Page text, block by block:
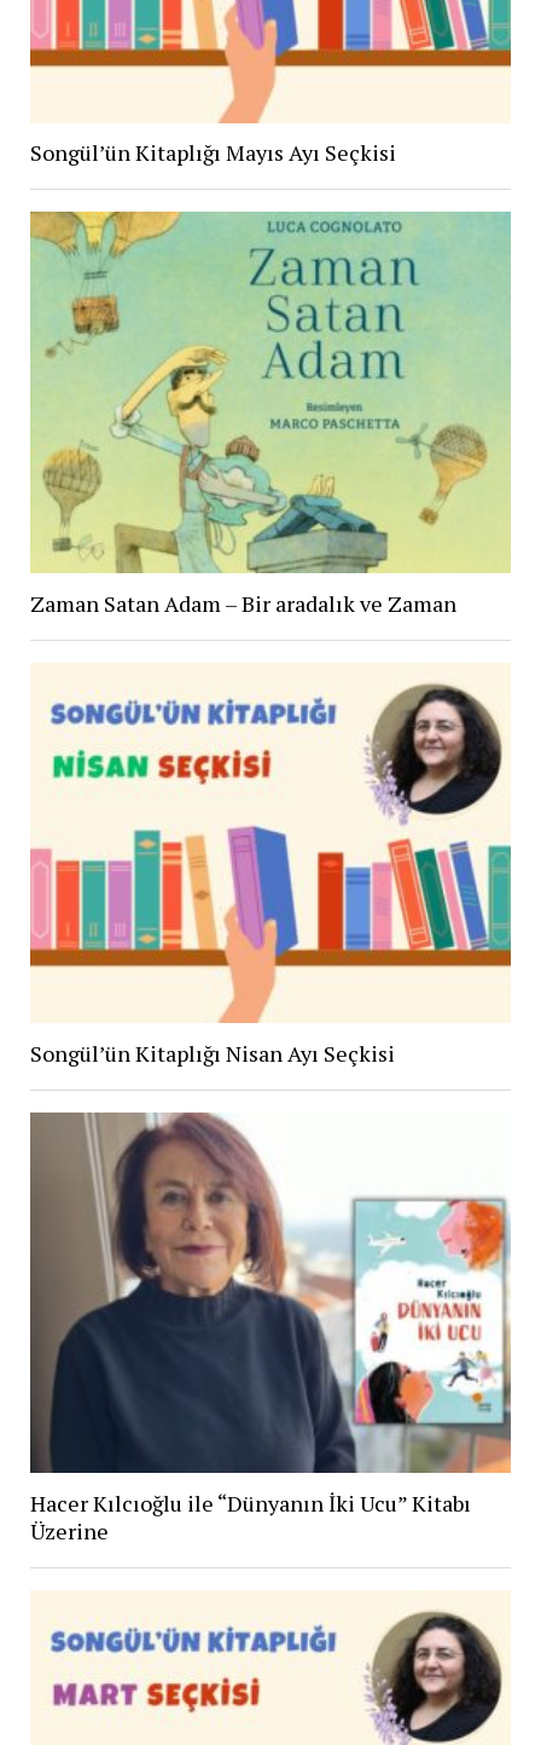
Songül’ün Kitaplığı Mayıs Ayı Seçkisi
Zaman Satan Adam – Bir aradalık ve Zaman
Songül’ün Kitaplığı Nisan Ayı Seçkisi
Hacer Kılcıoğlu ile “Dünyanın İki Ucu” Kitabı
Üzerine